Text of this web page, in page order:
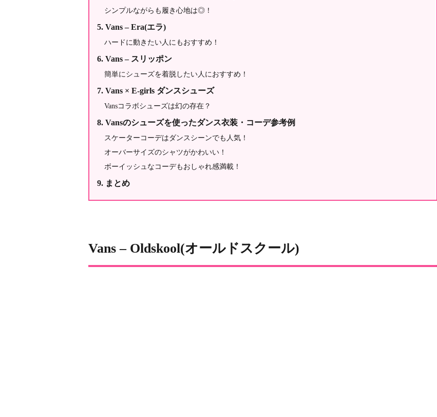
シンプルながらも履き心地は◎！
Vans – Era(エラ)
ハードに動きたい人にもおすすめ！
Vans – スリッポン
簡単にシューズを着脱したい人におすすめ！
Vans × E-girls ダンスシューズ
Vansコラボシューズは幻の存在？
Vansのシューズを使ったダンス衣装・コーデ参考例
スケーターコーデはダンスシーンでも人気！
オーバーサイズのシャツがかわいい！
ボーイッシュなコーデもおしゃれ感満載！
まとめ
Vans – Oldskool(オールドスクール)